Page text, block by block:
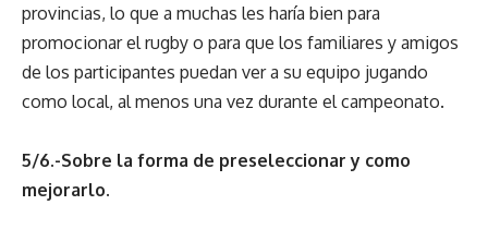
provincias, lo que a muchas les haría bien para
promocionar el rugby o para que los familiares y amigos
de los participantes puedan ver a su equipo jugando
como local, al menos una vez durante el campeonato.
5/6.-Sobre la forma de preseleccionar y como
mejorarlo.